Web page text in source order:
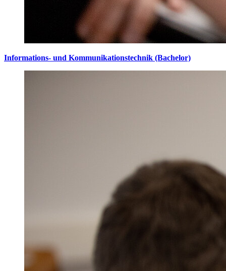
Informations- und Kommunikationstechnik (Bachelor)